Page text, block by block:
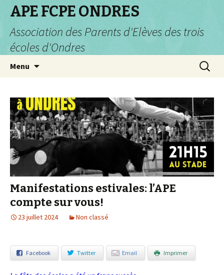
APE FCPE ONDRES
Association des Parents d'Elèves des trois
écoles d'Ondres
Menu
Manifestations estivales: l’APE
compte sur vous!
23 juillet 2024 Non classé
Facebook Twitter Email Imprimer